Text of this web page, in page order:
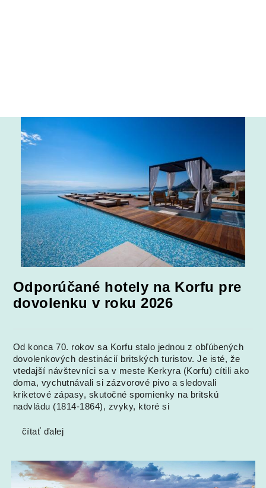
Odporúčané hotely na Korfu pre
dovolenku v roku 2026
Od konca 70. rokov sa Korfu stalo jednou z obľúbených
dovolenkových destinácií britských turistov. Je isté, že
vtedajší návštevníci sa v meste Kerkyra (Korfu) cítili ako
doma, vychutnávali si zázvorové pivo a sledovali
kriketové zápasy, skutočné spomienky na britskú
nadvládu (1814-1864), zvyky, ktoré si
čítať ďalej